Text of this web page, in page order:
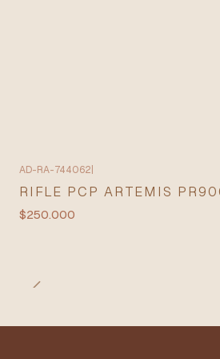
AD-RA-744062
RIFLE PCP ARTEMIS
$250.000